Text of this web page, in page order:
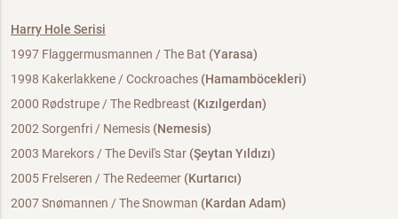
Harry Hole Serisi
1997 Flaggermusmannen / The Bat (Yarasa)
1998 Kakerlakkene / Cockroaches (Hamamböcekleri)
2000 Rødstrupe / The Redbreast (Kızılgerdan)
2002 Sorgenfri / Nemesis (Nemesis)
2003 Marekors / The Devil's Star (Şeytan Yıldızı)
2005 Frelseren / The Redeemer(Kurtarıcı)
2007 Snømannen / The Snowman (Kardan Adam)